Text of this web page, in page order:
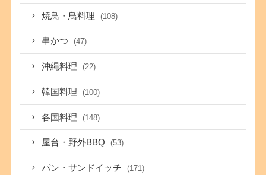
焼鳥・鳥料理 (108)
串かつ (47)
沖縄料理 (22)
韓国料理 (100)
各国料理 (148)
屋台・野外BBQ (53)
パン・サンドイッチ (171)